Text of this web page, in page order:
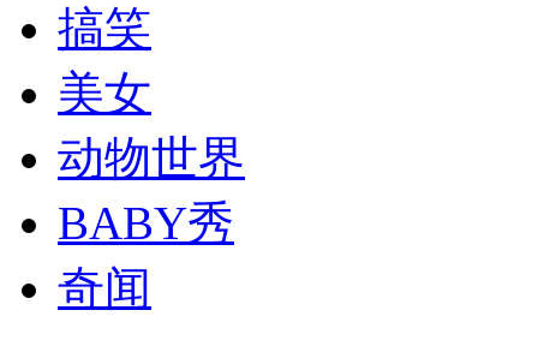
走！跟着总书记去植树
消防员救轻生者 花炮节热闹非凡
搞笑
美女
动物世界
BABY秀
奇闻